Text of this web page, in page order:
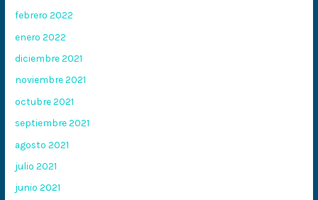
febrero 2022
enero 2022
diciembre 2021
noviembre 2021
octubre 2021
septiembre 2021
agosto 2021
julio 2021
junio 2021